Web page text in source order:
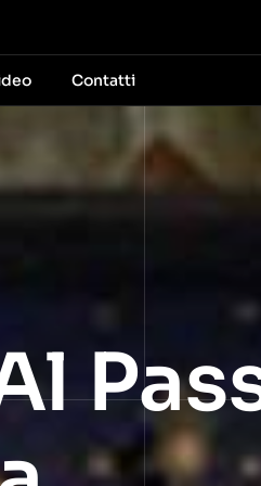
Contatti